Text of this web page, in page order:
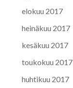
elokuu 2017
heinäkuu 2017
kesäkuu 2017
toukokuu 2017
huhtikuu 2017